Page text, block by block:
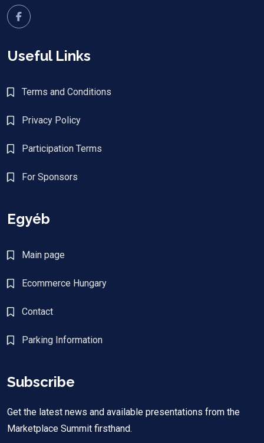
Useful Links
Terms and Conditions
Privacy Policy
Participation Terms
For Sponsors
Egyéb
Main page
Ecommerce Hungary
Contact
Parking Information
Subscribe
Get the latest news and available presentations from the
Marketplace Summit firsthand.